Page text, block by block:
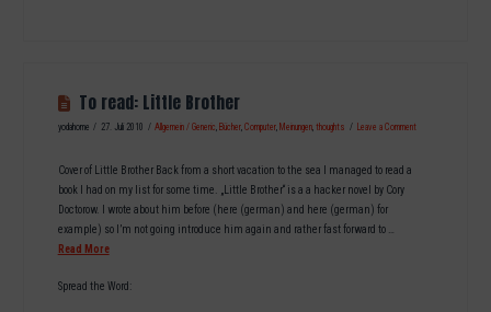
To read: Little Brother
yodahome 27. Juli 2010 Allgemein / Generic, Bücher,Computer, Meinungen,thoughts Leave a Comment
Cover of Little Brother Back from a short vacation to the sea I managed to read a
book I had on my list for some time. „Little Brother“ is a a hacker novel by Cory
Doctorow. I wrote about him before (here (german) and here (german) for
example) so I’m not going introduce him again and rather fast forward to …
Read More
Spread the Word: